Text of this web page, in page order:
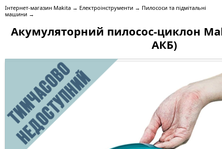
Інтернет-магазин Makita → Електроінструменти → Пилососи та підмітальні
машини →
Акумуляторний пилосос-циклон
АКБ)